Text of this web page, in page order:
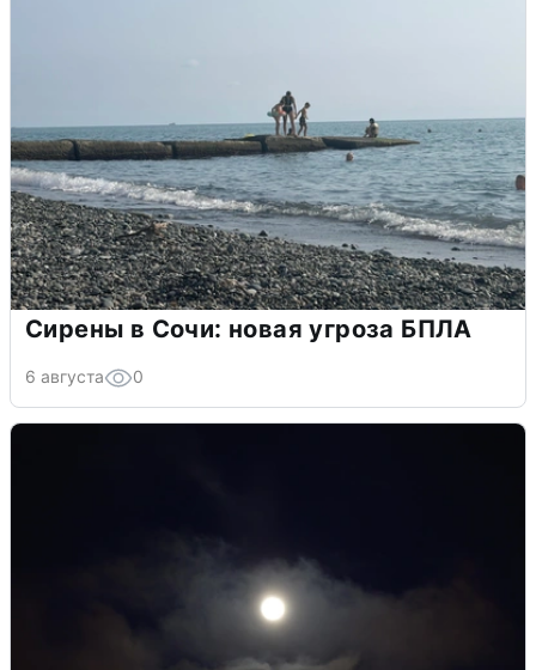
Сирены в Сочи: новая угроза БПЛА
6 августа 0